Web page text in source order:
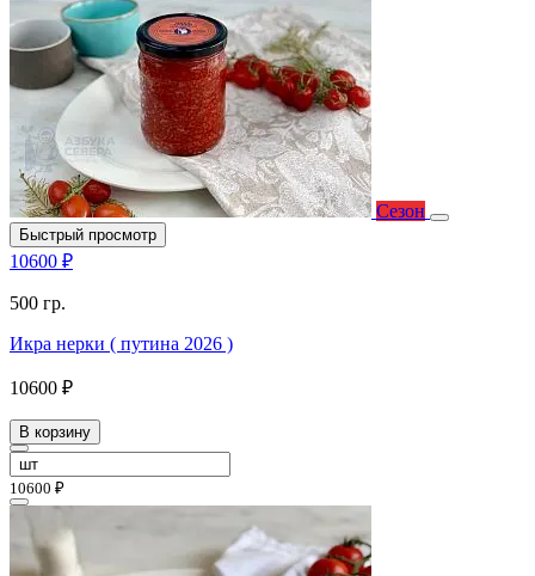
Сезон
Быстрый просмотр
10600 ₽
500 гр.
Икра нерки ( путина 2026 )
10600 ₽
В корзину
10600 ₽